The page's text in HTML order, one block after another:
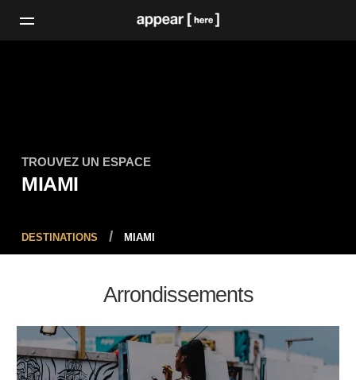
TROUVEZ UN ESPACE
MIAMI
DESTINATIONS MIAMI
Arrondissements